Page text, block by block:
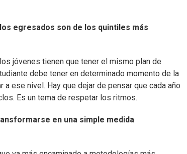
egresados son de los quintiles más
jóvenes tienen que tener el mismo plan de
debe tener en determinado momento de la
ese nivel. Hay que dejar de pensar que cada año
Es un tema de respetar los ritmos.
en una simple medida